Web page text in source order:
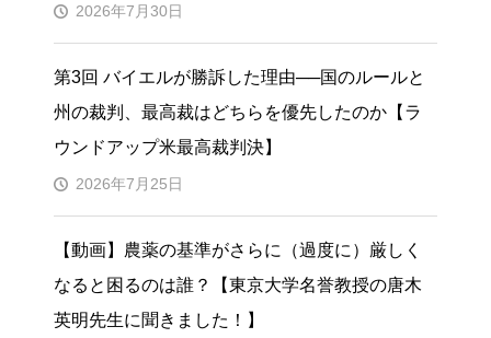
2026年7月30日
第3回 バイエルが勝訴した理由──国のルールと
州の裁判、最高裁はどちらを優先したのか【ラ
ウンドアップ米最高裁判決】
2026年7月25日
【動画】農薬の基準がさらに（過度に）厳しく
なると困るのは誰？【東京大学名誉教授の唐木
英明先生に聞きました！】